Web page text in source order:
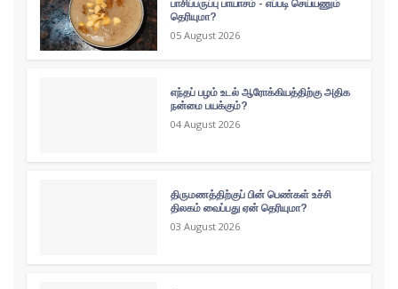
பாசிப்பருப்பு பாயாசம் - எப்படி செய்யணும்
தெரியுமா?
05 August 2026
எந்தப் பழம் உடல் ஆரோக்கியத்திற்கு அதிக
நன்மை பயக்கும்?
04 August 2026
திருமணத்திற்குப் பின் பெண்கள் உச்சி
திலகம் வைப்பது ஏன் தெரியுமா?
03 August 2026